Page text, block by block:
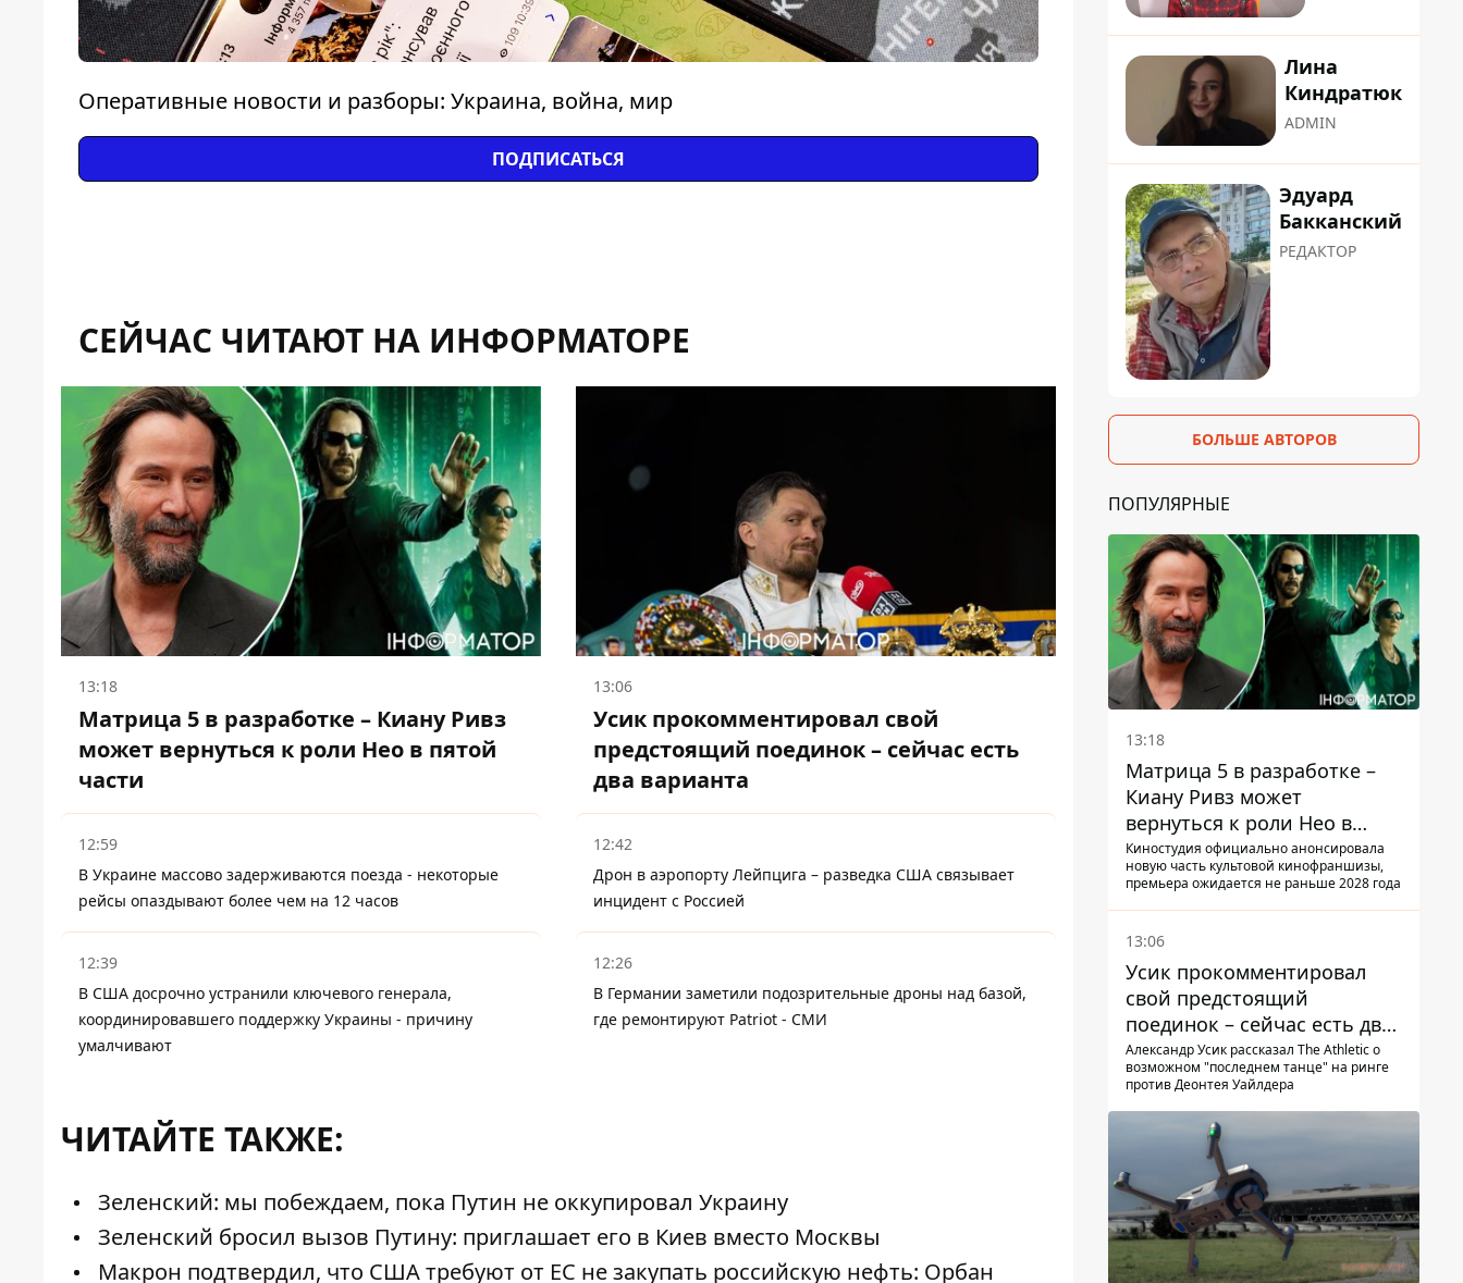
Оперативные новости и разборы: Украина, война, мир
ПОДПИСАТЬСЯ
СЕЙЧАС ЧИТАЮТ НА ИНФОРМАТОРЕ
13:18
Матрица 5 в разработке – Киану Ривз
может вернуться к роли Нео в пятой
части
13:06
Усик прокомментировал свой
предстоящий поединок – сейчас есть
два варианта
12:59
В Украине массово задерживаются поезда - некоторые
рейсы опаздывают более чем на 12 часов
12:42
Дрон в аэропорту Лейпцига – разведка США связывает
инцидент с Россией
12:39
В США досрочно устранили ключевого генерала,
координировавшего поддержку Украины - причину
умалчивают
12:26
В Германии заметили подозрительные дроны над базой,
где ремонтируют Patriot - СМИ
ЧИТАЙТЕ ТАКЖЕ:
Зеленский: мы побеждаем, пока Путин не оккупировал Украину
Зеленский бросил вызов Путину: приглашает его в Киев вместо Москвы
Макрон подтвердил, что США требуют от ЕС не закупать российскую нефть: Орбан
Лина
Киндратюк
ADMIN
Эдуард
Бакканский
РЕДАКТОР
БОЛЬШЕ АВТОРОВ
ПОПУЛЯРНЫЕ
13:18
Матрица 5 в разработке –
Киану Ривз может
вернуться к роли Нео в
пятой части
Киностудия официально анонсировала
новую часть культовой кинофраншизы,
премьера ожидается не раньше 2028 года
13:06
Усик прокомментировал
свой предстоящий
поединок – сейчас есть два
варианта
Александр Усик рассказал The Athletic о
возможном "последнем танце" на ринге
против Деонтея Уайлдера